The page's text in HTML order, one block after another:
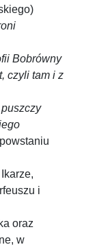
Bobrówny
czyli tam i z
i
oraz
w